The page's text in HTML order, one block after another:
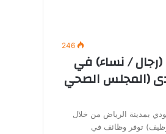
246
/ نساء) في
(المجلس الصحي
بمدينة الرياض من خلال
توفر وظائف في